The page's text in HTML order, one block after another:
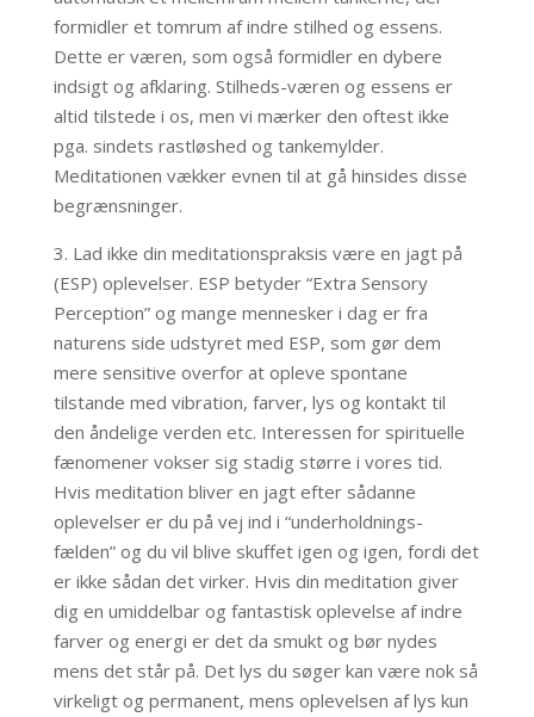
formidler et tomrum af indre stilhed og essens.
Dette er væren, som også formidler en dybere
indsigt og afklaring. Stilheds-væren og essens er
altid tilstede i os, men vi mærker den oftest ikke
pga. sindets rastløshed og tankemylder.
Meditationen vækker evnen til at gå hinsides disse
begrænsninger.
3. Lad ikke din meditationspraksis være en jagt på
(ESP) oplevelser. ESP betyder “Extra Sensory
Perception” og mange mennesker i dag er fra
naturens side udstyret med ESP, som gør dem
mere sensitive overfor at opleve spontane
tilstande med vibration, farver, lys og kontakt til
den åndelige verden etc. Interessen for spirituelle
fænomener vokser sig stadig større i vores tid.
Hvis meditation bliver en jagt efter sådanne
oplevelser er du på vej ind i “underholdnings-
fælden” og du vil blive skuffet igen og igen, fordi det
er ikke sådan det virker. Hvis din meditation giver
dig en umiddelbar og fantastisk oplevelse af indre
farver og energi er det da smukt og bør nydes
mens det står på. Det lys du søger kan være nok så
virkeligt og permanent, mens oplevelsen af lys kun